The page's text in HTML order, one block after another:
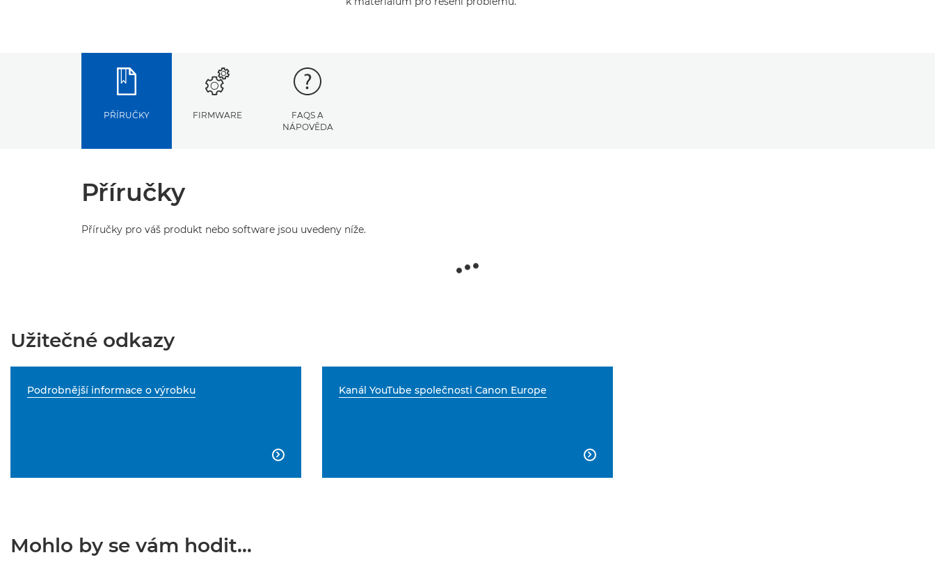
PŘÍRUČKY FIRMWARE
FAQS A
NÁPOVĚDA
Příručky
Příručky pro váš produkt nebo software jsou uvedeny níže.
Užitečné odkazy
Podrobnější informace o výrobku

Kanál YouTube společnosti Canon Europe

Mohlo by se vám hodit...